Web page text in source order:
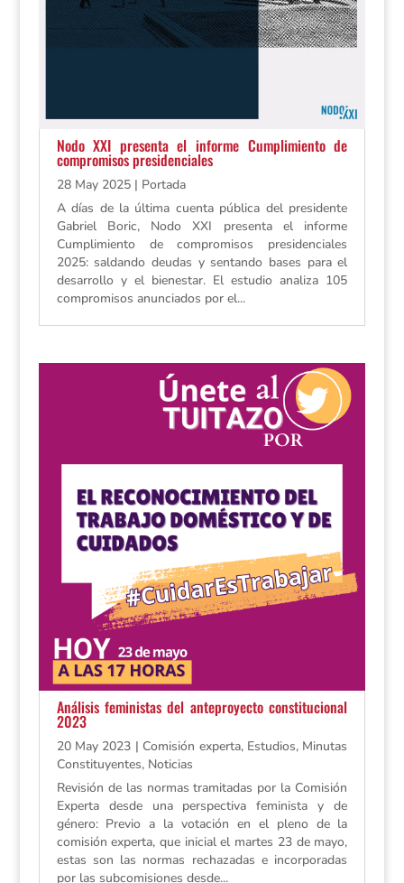
Nodo XXI presenta el informe Cumplimiento de
compromisos presidenciales
28 May 2025| Portada
A días de la última cuenta pública del presidente
Gabriel Boric, Nodo XXI presenta el informe
Cumplimiento de compromisos presidenciales
2025: saldando deudas y sentando bases para el
desarrollo y el bienestar. El estudio analiza 105
compromisos anunciados por el...
Análisis feministas del anteproyecto constitucional
2023
20 May 2023 | Comisión experta, Estudios, Minutas
Constituyentes, Noticias
Revisión de las normas tramitadas por la Comisión
Experta desde una perspectiva feminista y de
género: Previo a la votación en el pleno de la
comisión experta, que inicial el martes 23 de mayo,
estas son las normas rechazadas e incorporadas
por las subcomisiones desde...